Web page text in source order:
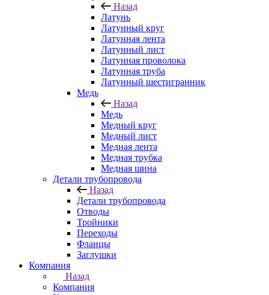
Назад
Латунь
Латунный круг
Латунная лента
Латунный лист
Латунная проволока
Латунная труба
Латунный шестигранник
Медь
Назад
Медь
Медный круг
Медный лист
Медная лента
Медная трубка
Медная шина
Детали трубопровода
Назад
Детали трубопровода
Отводы
Тройники
Переходы
Фланцы
Заглушки
Компания
Назад
Компания